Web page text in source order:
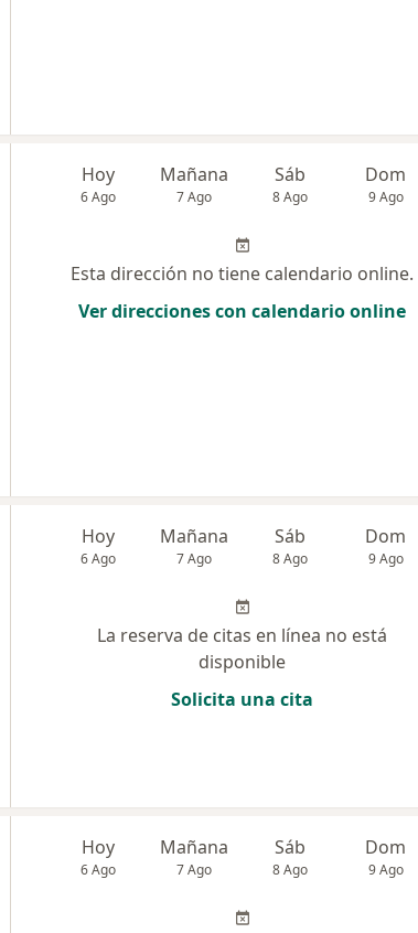
Hoy
6 Ago
Mañana
7 Ago
Sáb
8 Ago
Dom
9 Ago
Esta dirección no tiene calendario online.
Ver direcciones con calendario online
Hoy
6 Ago
Mañana
7 Ago
Sáb
8 Ago
Dom
9 Ago
La reserva de citas en línea no está
disponible
Solicita una cita
Hoy
6 Ago
Mañana
7 Ago
Sáb
8 Ago
Dom
9 Ago